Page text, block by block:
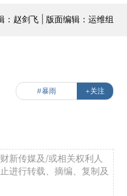
：赵剑飞 | 版面编辑：运维组
#暴雨 +关注
新传媒及/或相关权利人
进行转载、摘编、复制及